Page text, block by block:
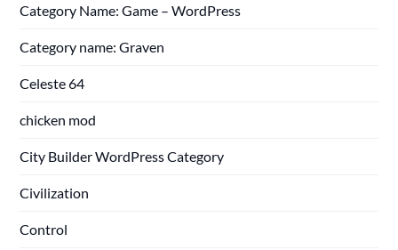
Category Name: Game – WordPress
Category name: Graven
Celeste 64
chicken mod
City Builder WordPress Category
Civilization
Control